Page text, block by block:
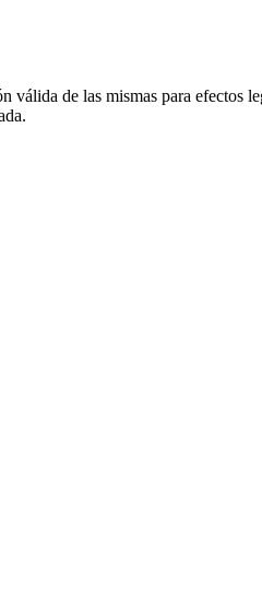
de las mismas para efectos